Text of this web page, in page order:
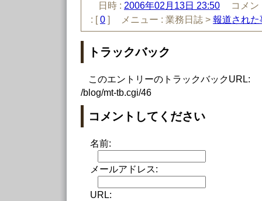
日時 : 2006年02月13日 23:50
コメ
: [0 ] メニュー : 業務日誌 > 報道され
トラックバック
このエントリーのトラックバックURL:
/blog/mt-tb.cgi/46
コメントしてください
名前:
メールアドレス:
URL: